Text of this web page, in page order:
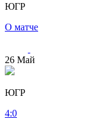
ЮГР
О матче
26 Май
ЮГР
4:0